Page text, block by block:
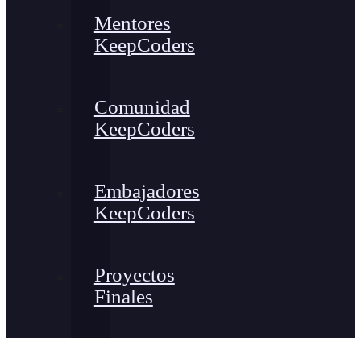
Mentores
KeepCoders
Comunidad
KeepCoders
Embajadores
KeepCoders
Proyectos
Finales